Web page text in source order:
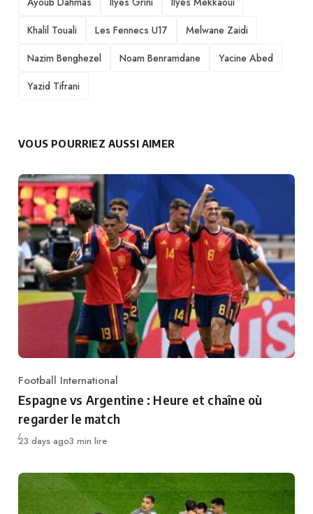
Khalil Touali
Les Fennecs U17
Melwane Zaidi
Nazim Benghezel
Noam Benramdane
Yacine Abed
Yazid Tifrani
VOUS POURRIEZ AUSSI AIMER
Category
Football International
Espagne vs Argentine : Heure et chaîne où
regarder le match
Publié
23 days ago3 min lire